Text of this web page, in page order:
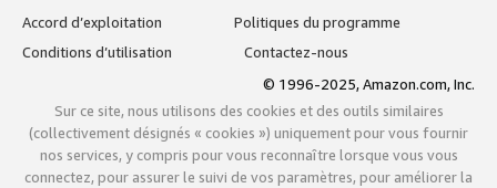
Accord d’exploitation
Politiques du programme
Conditions d’utilisation
Contactez-nous
© 1996-2025, Amazon.com, Inc.
Sur ce site, nous utilisons des cookies et des outils similaires
(collectivement désignés « cookies ») uniquement pour vous fournir
nos services, y compris pour vous reconnaître lorsque vous vous
connectez, pour assurer le suivi de vos paramètres, pour améliorer la